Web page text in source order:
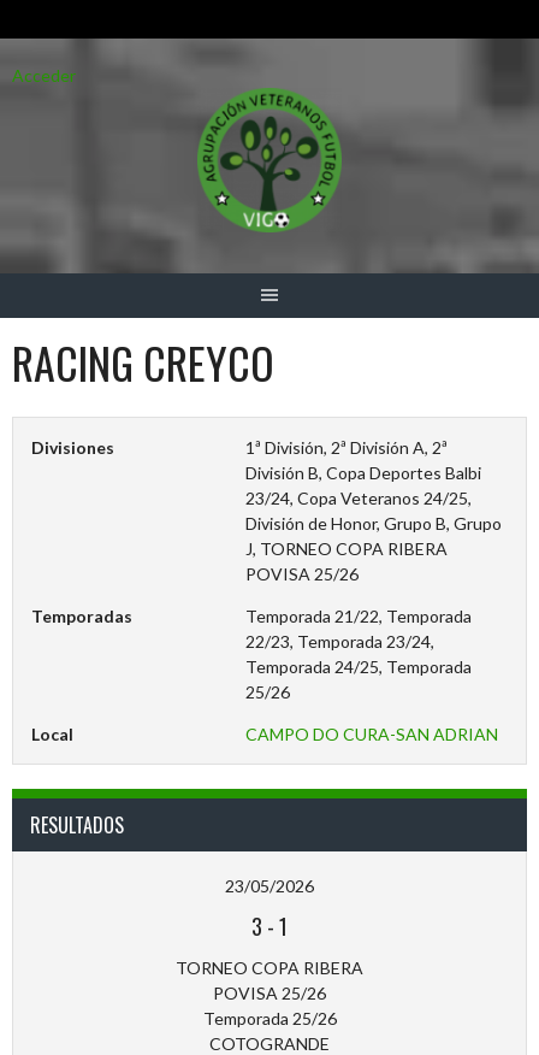
alAcceder
RACING CREYCO
Divisiones
1ª División, 2ª División A, 2ª
División B, Copa Deportes Balbi
23/24, Copa Veteranos 24/25,
División de Honor, Grupo B, Grupo
J, TORNEO COPA RIBERA
POVISA 25/26
Temporadas
Temporada 21/22, Temporada
22/23, Temporada 23/24,
Temporada 24/25, Temporada
25/26
Local CAMPO DO CURA-SAN ADRIAN
RESULTADOS
23/05/2026
3 -1
TORNEO COPA RIBERA
POVISA 25/26
Temporada 25/26
COTOGRANDE